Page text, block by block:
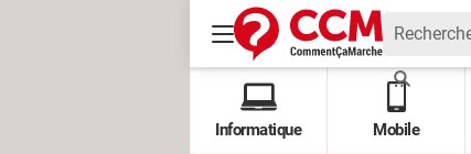
Informatique Mobile